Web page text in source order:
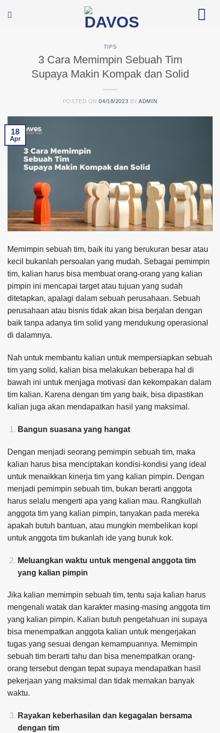
TIPS
3 Cara Memimpin Sebuah Tim
Supaya Makin Kompak dan Solid
POSTED ON04/18/2023 BYADMIN
18
Apr
Memimpin sebuah tim, baik itu yang berukuran besar atau
kecil bukanlah persoalan yang mudah. Sebagai pemimpin
tim, kalian harus bisa membuat orang-orang yang kalian
pimpin ini mencapai target atau tujuan yang sudah
ditetapkan, apalagi dalam sebuah perusahaan. Sebuah
perusahaan atau bisnis tidak akan bisa berjalan dengan
baik tanpa adanya tim solid yang mendukung operasional
di dalamnya.
Nah untuk membantu kalian untuk mempersiapkan sebuah
tim yang solid, kalian bisa melakukan beberapa hal di
bawah ini untuk menjaga motivasi dan kekompakan dalam
tim kalian. Karena dengan tim yang baik, bisa dipastikan
kalian juga akan mendapatkan hasil yang maksimal.
Bangun suasana yang hangat
Dengan menjadi seorang pemimpin sebuah tim, maka
kalian harus bisa menciptakan kondisi-kondisi yang ideal
untuk menaikkan kinerja tim yang kalian pimpin. Dengan
menjadi pemimpin sebuah tim, bukan berarti anggota
harus selalu mengerti apa yang kalian mau. Rangkullah
anggota tim yang kalian pimpin, tanyakan pada mereka
apakah butuh bantuan, atau mungkin membelikan kopi
untuk anggota tim bukanlah ide yang buruk kok.
Meluangkan waktu untuk mengenal anggota tim
yang kalian pimpin
Jika kalian memimpin sebuah tim, tentu saja kalian harus
mengenali watak dan karakter masing-masing anggota tim
yang kalian pimpin. Kalian butuh pengetahuan ini supaya
bisa menempatkan anggota kalian untuk mengerjakan
tugas yang sesuai dengan kemampuannya. Memimpin
sebuah tim berarti tahu dan bisa menempatkan orang-
orang tersebut dengan tepat supaya mendapatkan hasil
pekerjaan yang maksimal dan tidak memakan banyak
waktu.
Rayakan keberhasilan dan kegagalan bersama
dengan tim